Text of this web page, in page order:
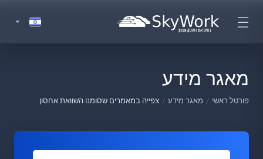
מאגר מידע
פורטל ראשי מאגר מידע צפייה במאמרים שסומנו השוואת אחסון